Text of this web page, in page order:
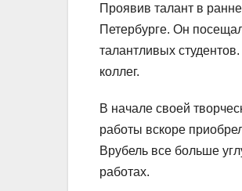
Проявив талант в
Петербурге. Он
талантливых
коллег.
В начале своей
работы вскоре
Врубель все больше
работах.